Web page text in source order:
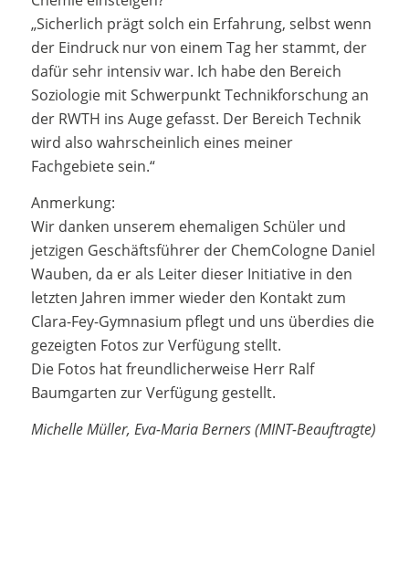
„Sicherlich prägt solch ein Erfahrung, selbst wenn
der Eindruck nur von einem Tag her stammt, der
dafür sehr intensiv war. Ich habe den Bereich
Soziologie mit Schwerpunkt Technikforschung an
der RWTH ins Auge gefasst. Der Bereich Technik
wird also wahrscheinlich eines meiner
Fachgebiete sein.“
Anmerkung:
Wir danken unserem ehemaligen Schüler und
jetzigen Geschäftsführer der ChemCologne Daniel
Wauben, da er als Leiter dieser Initiative in den
letzten Jahren immer wieder den Kontakt zum
Clara-Fey-Gymnasium pflegt und uns überdies die
gezeigten Fotos zur Verfügung stellt.
Die Fotos hat freundlicherweise Herr Ralf
Baumgarten zur Verfügung gestellt.
Michelle Müller, Eva-Maria Berners (MINT-Beauftragte)